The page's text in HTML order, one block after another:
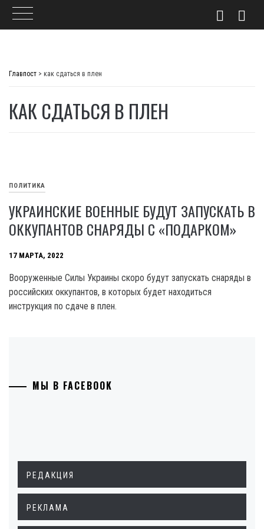
Главпост > как сдаться в плен
КАК СДАТЬСЯ В ПЛЕН
ПОЛИТИКА
УКРАИНСКИЕ ВОЕННЫЕ БУДУТ ЗАПУСКАТЬ В
ОККУПАНТОВ СНАРЯДЫ C «ПОДАРКОМ»
17 МАРТА, 2022
Вооруженные Силы Украины скоро будут запускать снаряды в
российских оккупантов, в которых будет находиться
инструкция по сдаче в плен.
МЫ В FACEBOOK
РЕДАКЦИЯ
РЕКЛАМА